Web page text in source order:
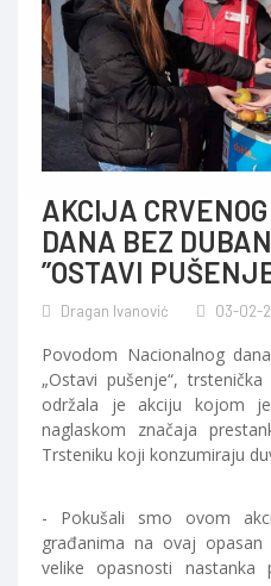
AKCIJA
DANA BEZ
’’OSTAVI
Dragan Ivanović 03-02-
Povodom Nacionalnog
„Ostavi pušenje“,
održala je akciju kojom
naglaskom značaja
Trsteniku koji konzumiraju
- Pokušali smo ovom
građanima na ovaj
velike opasnosti nastanka